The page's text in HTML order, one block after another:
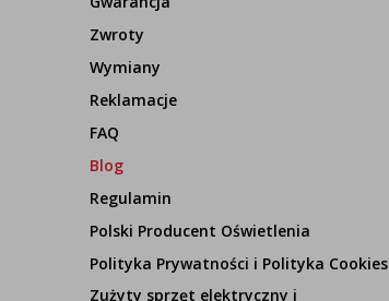
Zwroty
Wymiany
Reklamacje
FAQ
Blog
Regulamin
Polski Producent Oświetlenia
Polityka Prywatności i Polityka Cookies
Zużyty sprzęt elektryczny i